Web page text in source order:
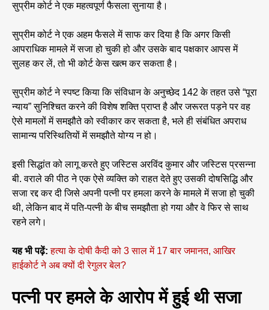
सुप्रीम कोर्ट ने एक महत्वपूर्ण फैसला सुनाया है।
सुप्रीम कोर्ट ने एक अहम फैसले में साफ कर दिया है कि अगर किसी
आपराधिक मामले में सजा हो चुकी हो और उसके बाद पक्षकार आपस में
सुलह कर लें, तो भी कोर्ट केस खत्म कर सकता है।
सुप्रीम कोर्ट ने स्पष्ट किया कि संविधान के अनुच्छेद 142 के तहत उसे “पूरा
न्याय” सुनिश्चित करने की विशेष शक्ति प्राप्त है और जरूरत पड़ने पर वह
ऐसे मामलों में समझौते को स्वीकार कर सकता है, भले ही संबंधित अपराध
सामान्य परिस्थितियों में समझौते योग्य न हो।
इसी सिद्धांत को लागू करते हुए जस्टिस अरविंद कुमार और जस्टिस प्रसन्ना
बी. वराले की पीठ ने एक ऐसे व्यक्ति को राहत देते हुए उसकी दोषसिद्धि और
सजा रद्द कर दी जिसे अपनी पत्नी पर हमला करने के मामले में सजा हो चुकी
थी, लेकिन बाद में पति-पत्नी के बीच समझौता हो गया और वे फिर से साथ
रहने लगे।
यह भी पढ़ें:हत्या के दोषी कैदी को 3 साल में 17 बार जमानत, आखिर
हाईकोर्ट ने अब क्यों दी रेगुलर बेल?
पत्नी पर हमले के आरोप में हुई थी सजा